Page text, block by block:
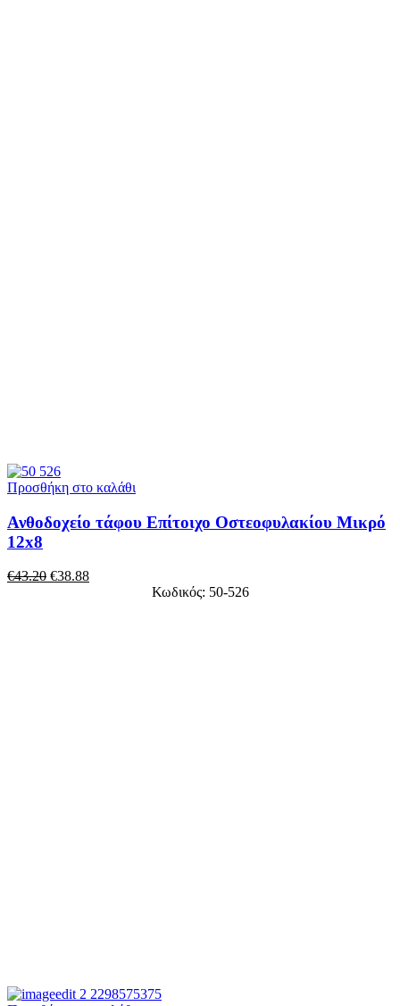
Προσθήκη στο καλάθι
Ανθοδοχείο τάφου Επίτοιχο Οστεοφυλακίου Μικρό
12x8
€43.20 €38.88
Κωδικός: 50-526